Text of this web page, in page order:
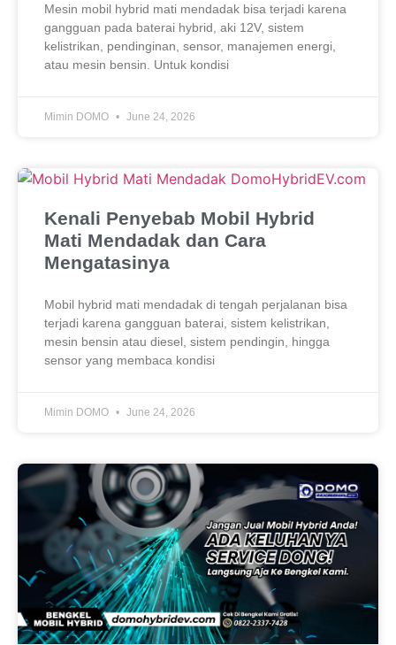
Mesin mobil hybrid mati mendadak bisa terjadi karena
gangguan pada baterai hybrid, aki 12V, sistem
kelistrikan, pendinginan, sensor, manajemen energi,
atau mesin bensin. Untuk kondisi
Mimin DOMO June 24, 2026
Kenali Penyebab Mobil Hybrid
Mati Mendadak dan Cara
Mengatasinya
Mobil hybrid mati mendadak di tengah perjalanan bisa
terjadi karena gangguan baterai, sistem kelistrikan,
mesin bensin atau diesel, sistem pendingin, hingga
sensor yang membaca kondisi
Mimin DOMO June 24, 2026